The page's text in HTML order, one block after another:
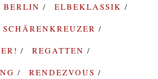
ELBEKLASSIK
SCHÄRENKREUZER
REGATTEN
RENDEZVOUS